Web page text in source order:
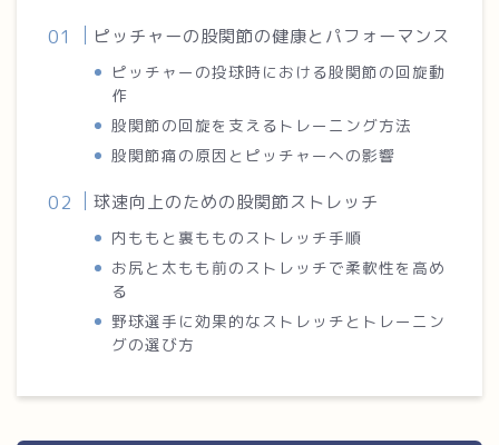
ピッチャーの股関節の健康とパフォーマンス
ピッチャーの投球時における股関節の回旋動
作
股関節の回旋を支えるトレーニング方法
股関節痛の原因とピッチャーへの影響
球速向上のための股関節ストレッチ
内ももと裏もものストレッチ手順
お尻と太もも前のストレッチで柔軟性を高め
る
野球選手に効果的なストレッチとトレーニン
グの選び方